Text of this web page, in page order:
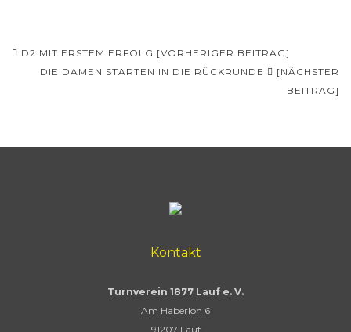
Beitragsnavigation
D2 MIT ERSTEM ERFOLG [VORHERIGER BEITRAG]
DIE DAMEN STARTEN IN DIE RÜCKRUNDE
[NÄCHSTER
BEITRAG]
Kontakt
Turnverein 1877 Lauf e. V.
Am Haberloh 6
91207 Lauf